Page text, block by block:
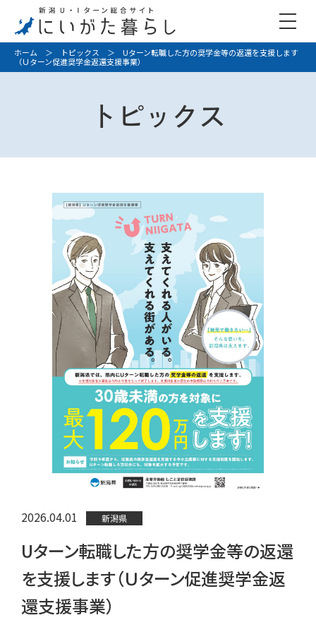
ホーム ＞ トピックス ＞ Uターン転職した方の奨学金等の返還を支援します
（Ｕターン促進奨学金返還支援事業）
トピックス
2026.04.01 新潟県
Uターン転職した方の奨学金等の返還
を支援します（Ｕターン促進奨学金返
還支援事業）